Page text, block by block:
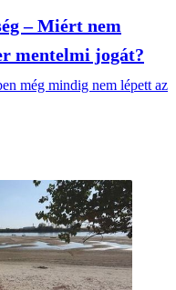
– Miért nem
mentelmi jogát?
még mindig nem lépett az